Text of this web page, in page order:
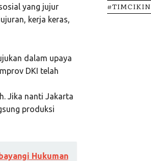
yang jujur
kerja keras,
dalam upaya
DKI telah
Jika nanti Jakarta
produksi
Hukuman